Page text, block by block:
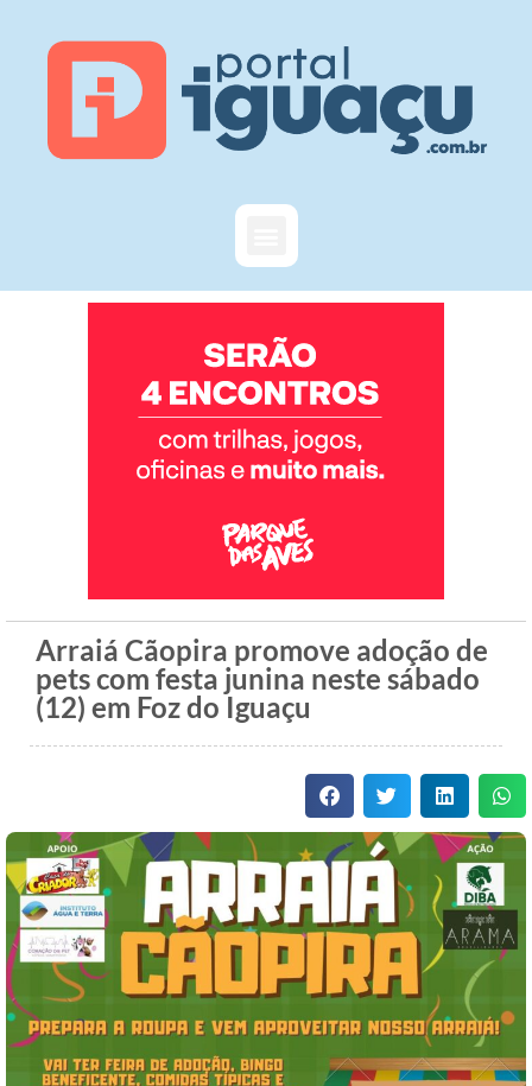
Arraiá Cãopira promove adoção de
pets com festa junina neste sábado
(12) em Foz do Iguaçu